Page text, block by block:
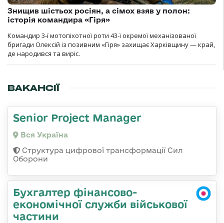
Знищив шістьох росіян, а сімох взяв у полон:
історія командира «Гіря»
Командир 3-ї мотопіхотної роти 43-ї окремої механізованої
бригади Олексій із позивним «Гіря» захищає Харківщину — край,
де народився та виріс.
ВАКАНСІЇ
Senior Project Manager
Вся Україна
Структура цифрової трансформації Сил
Оборони
Бухгалтер фінансово-
економічної служби військової
частини